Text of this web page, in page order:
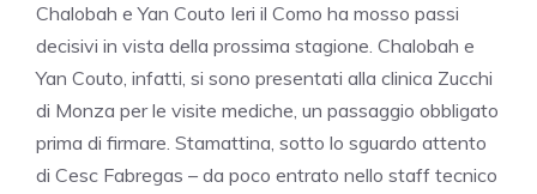
Chalobah e Yan Couto Ieri il Como ha mosso passi
decisivi in vista della prossima stagione. Chalobah e
Yan Couto, infatti, si sono presentati alla clinica Zucchi
di Monza per le visite mediche, un passaggio obbligato
prima di firmare. Stamattina, sotto lo sguardo attento
di Cesc Fabregas – da poco entrato nello staff tecnico